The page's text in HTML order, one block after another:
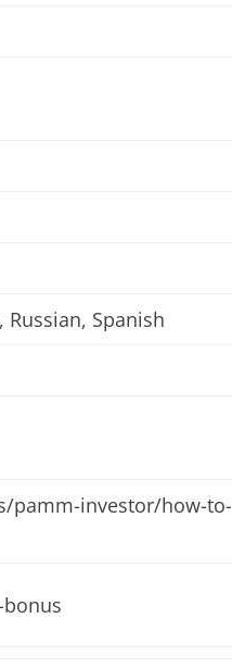
Russian, Spanish
pamm-investor/how-to-